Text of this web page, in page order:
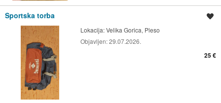
Sportska torba
Lokacija:Velika Gorica, Pleso
Objavljen:29.07.2026.
25 €